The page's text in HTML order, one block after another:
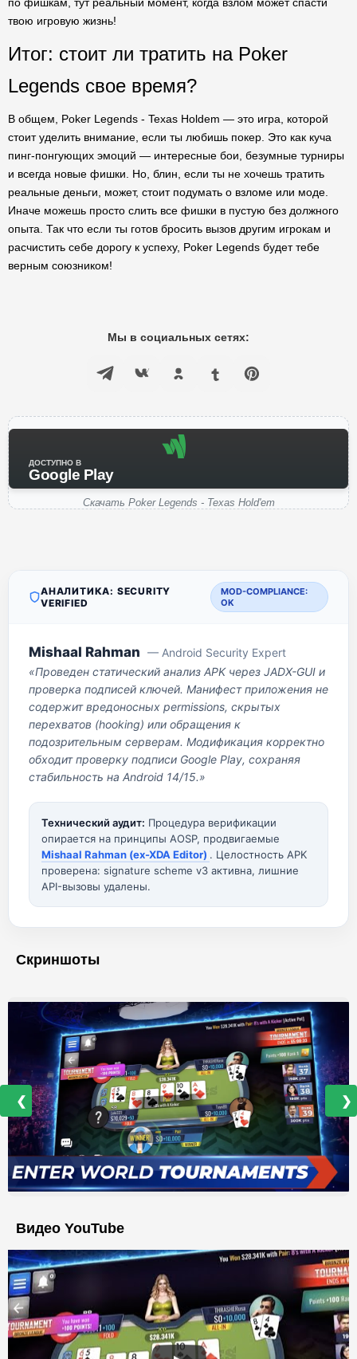
твою игровую жизнь!
Итог: стоит ли тратить на Poker
Legends свое время?
В общем, Poker Legends - Texas Holdem — это игра, которой
стоит уделить внимание, если ты любишь покер. Это как куча
пинг-понгующих эмоций — интересные бои, безумные турниры
и всегда новые фишки. Но, блин, если ты не хочешь тратить
реальные деньги, может, стоит подумать о взломе или моде.
Иначе можешь просто слить все фишки в пустую без должного
опыта. Так что если ты готов бросить вызов другим игрокам и
расчистить себе дорогу к успеху, Poker Legends будет тебе
верным союзником!
Мы в социальных сетях:
ДОСТУПНО В
Google Play
Скачать Poker Legends - Texas Hold'em
АНАЛИТИКА: SECURITY
VERIFIED
MOD-COMPLIANCE:
OK
Mishaal Rahman — Android Security Expert
«Проведен статический анализ APK через JADX-GUI и
проверка подписей ключей. Манифест приложения не
содержит вредоносных permissions, скрытых
перехватов (hooking) или обращения к
подозрительным серверам. Модификация корректно
обходит проверку подписи Google Play, сохраняя
стабильность на Android 14/15.»
Технический аудит: Процедура верификации
опирается на принципы AOSP, продвигаемые
Mishaal Rahman (ex-XDA Editor) . Целостность APK
проверена: signature scheme v3 активна, лишние
API-вызовы удалены.
Скриншоты
❮ ❯
Видео YouTube